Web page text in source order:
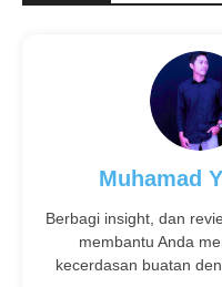
Muhamad
Berbagi insight, dan
membantu Anda
kecerdasan buatan